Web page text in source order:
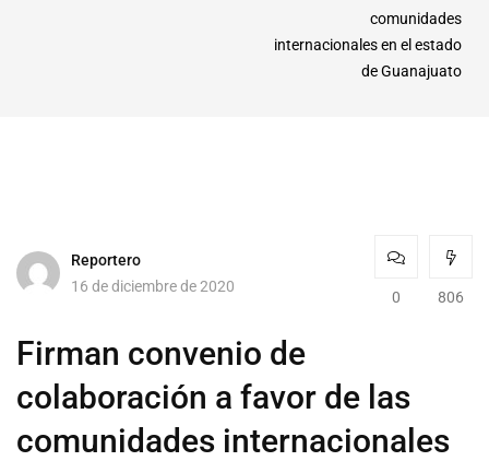
comunidades
internacionales en el estado
de Guanajuato
Reportero
16 de diciembre de 2020
0 806
Firman convenio de
colaboración a favor de las
comunidades internacionales